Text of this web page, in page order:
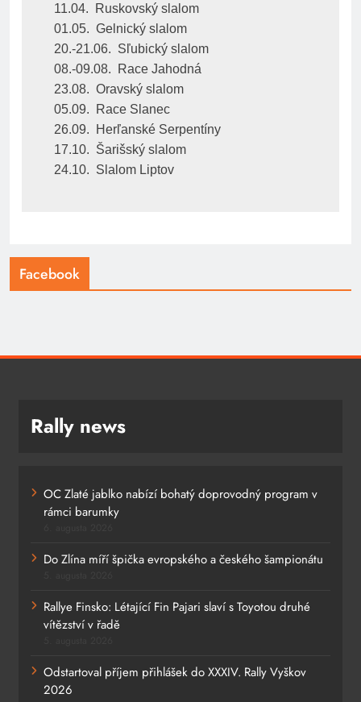
11.04.  Ruskovský slalom
01.05.  Gelnický slalom
20.-21.06.  Sľubický slalom
08.-09.08.  Race Jahodná
23.08.  Oravský slalom
05.09.  Race Slanec
26.09.  Herľanské Serpentíny
17.10.  Šarišský slalom
24.10.  Slalom Liptov
Facebook
Rally news
OC Zlaté jablko nabízí bohatý doprovodný program v
rámci barumky
Do Zlína míří špička evropského a českého šampionátu
Rallye Finsko: Létající Fin Pajari slaví s Toyotou druhé
vítězství v řadě
Odstartoval příjem přihlášek do XXXIV. Rally Vyškov
2026